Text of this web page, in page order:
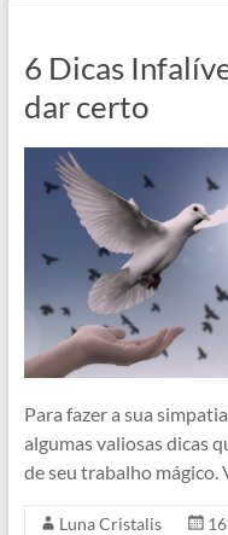
Online
6 Dicas
dar certo
Para fazer a sua
algumas valiosas dicas
de seu trabalho mágico.
Luna Cristalis